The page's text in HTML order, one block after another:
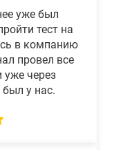
уже был
тест на
в компанию
провел все
через
был у нас.